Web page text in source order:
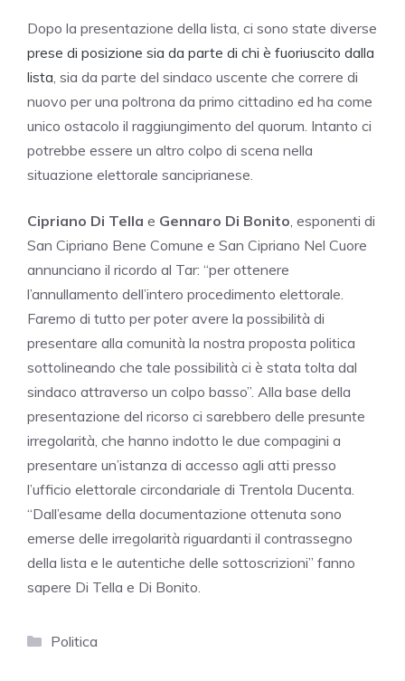
Dopo la presentazione della lista, ci sono state diverse
prese di posizione sia da parte di chi è fuoriuscito dalla
lista, sia da parte del sindaco uscente che correre di
nuovo per una poltrona da primo cittadino ed ha come
unico ostacolo il raggiungimento del quorum. Intanto ci
potrebbe essere un altro colpo di scena nella
situazione elettorale sanciprianese.
Cipriano Di Tella e Gennaro Di Bonito, esponenti di
San Cipriano Bene Comune e San Cipriano Nel Cuore
annunciano il ricordo al Tar: “per ottenere
l’annullamento dell’intero procedimento elettorale.
Faremo di tutto per poter avere la possibilità di
presentare alla comunità la nostra proposta politica
sottolineando che tale possibilità ci è stata tolta dal
sindaco attraverso un colpo basso”. Alla base della
presentazione del ricorso ci sarebbero delle presunte
irregolarità, che hanno indotto le due compagini a
presentare un’istanza di accesso agli atti presso
l’ufficio elettorale circondariale di Trentola Ducenta.
“Dall’esame della documentazione ottenuta sono
emerse delle irregolarità riguardanti il contrassegno
della lista e le autentiche delle sottoscrizioni” fanno
sapere Di Tella e Di Bonito.
Categorie
Politica